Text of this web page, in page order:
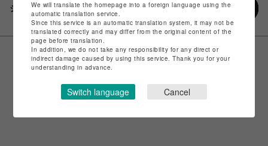
シェアするWe will translate the homepage into a foreign language using the
automatic translation service.
Since this service is an automatic translation system, it may not be
translated correctly and may differ from the original content of the
page before translation.
In addition, we do not take any responsibility for any direct or
indirect damage caused by using this service. Thank you for your
understanding in advance.
Switch language Cancel